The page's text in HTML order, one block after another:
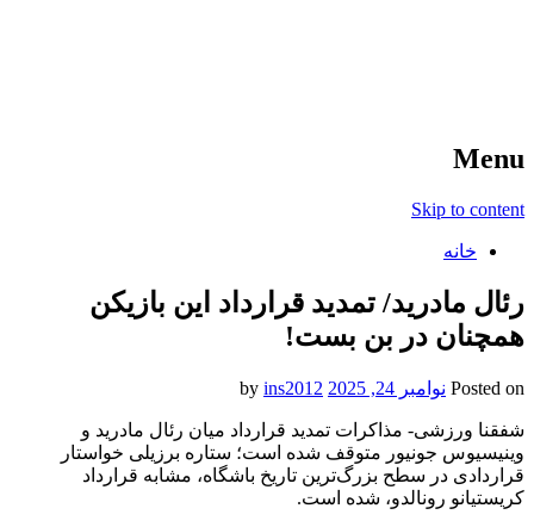
Menu
Skip to content
خانه
رئال مادرید/ تمدید قرارداد این بازیکن
همچنان در بن بست!
Posted on نوامبر 24, 2025 ins2012
شفقنا ورزشی- مذاکرات تمدید قرارداد میان رئال مادرید و
وینیسیوس جونیور متوقف شده است؛ ستاره برزیلی خواستار
قراردادی در سطح بزرگ‌ترین تاریخ باشگاه، مشابه قرارداد
کریستیانو رونالدو، شده است.